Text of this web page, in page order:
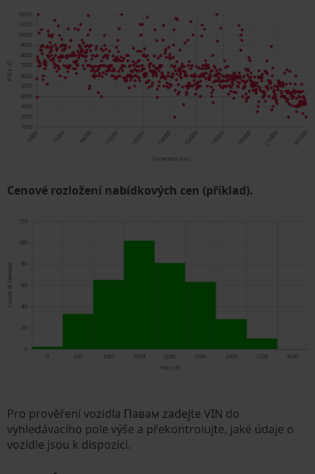
Cenové rozložení nabídkových cen (příklad).
Pro prověření vozidla Павам zadejte VIN do
vyhledávacího pole výše a překontrolujte, jaké údaje o
vozidle jsou k dispozici.